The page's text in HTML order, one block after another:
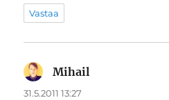
Vastaa
Mihail
31.5.2011 13:27